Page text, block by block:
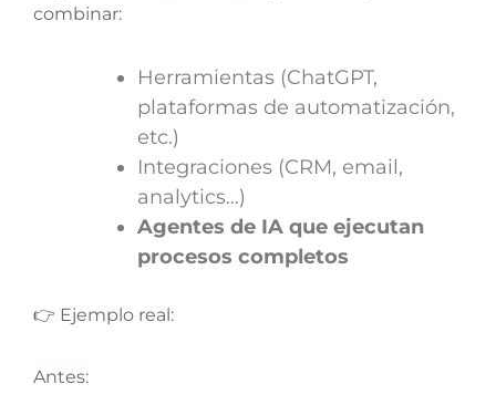
combinar:
Herramientas (ChatGPT,
plataformas de automatización,
etc.)
Integraciones (CRM, email,
analytics…)
Agentes de IA que ejecutan
procesos completos
👉 Ejemplo real:
Antes: